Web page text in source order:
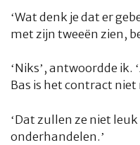
‘Wat denk je dat er
met zijn tweeën zien,
‘Niks’, antwoordde ik.
Bas is het contract niet
‘Dat zullen ze niet
onderhandelen.’